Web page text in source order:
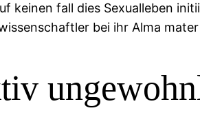
keinen fall dies Sexualleben
bei ihr Alma